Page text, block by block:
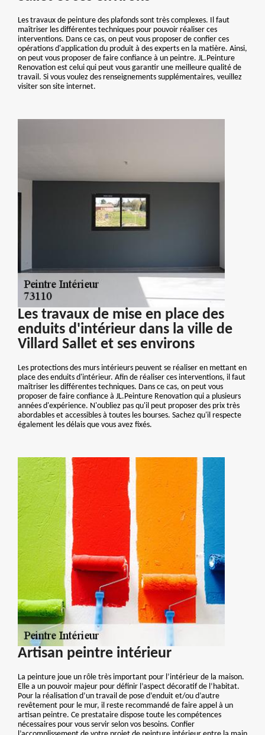
Les travaux de peinture des plafonds sont très complexes. Il faut
maîtriser les différentes techniques pour pouvoir réaliser ces
interventions. Dans ce cas, on peut vous proposer de confier ces
opérations d'application du produit à des experts en la matière. Ainsi,
on peut vous proposer de faire confiance à un peintre. JL.Peinture
Renovation est celui qui peut vous garantir une meilleure qualité de
travail. Si vous voulez des renseignements supplémentaires, veuillez
visiter son site internet.
Les travaux de mise en place des
enduits d'intérieur dans la ville de
Villard Sallet et ses environs
Les protections des murs intérieurs peuvent se réaliser en mettant en
place des enduits d'intérieur. Afin de réaliser ces interventions, il faut
maîtriser les différentes techniques. Dans ce cas, on peut vous
proposer de faire confiance à JL.Peinture Renovation qui a plusieurs
années d'expérience. N'oubliez pas qu'il peut proposer des prix très
abordables et accessibles à toutes les bourses. Sachez qu'il respecte
également les délais que vous avez fixés.
Artisan peintre intérieur
La peinture joue un rôle très important pour l’intérieur de la maison.
Elle a un pouvoir majeur pour définir l’aspect décoratif de l’habitat.
Pour la réalisation d’un travail de pose d’enduit et/ou d’autre
revêtement pour le mur, il reste recommandé de faire appel à un
artisan peintre. Ce prestataire dispose toute les compétences
nécessaires pour vous servir selon vos besoins. Confier